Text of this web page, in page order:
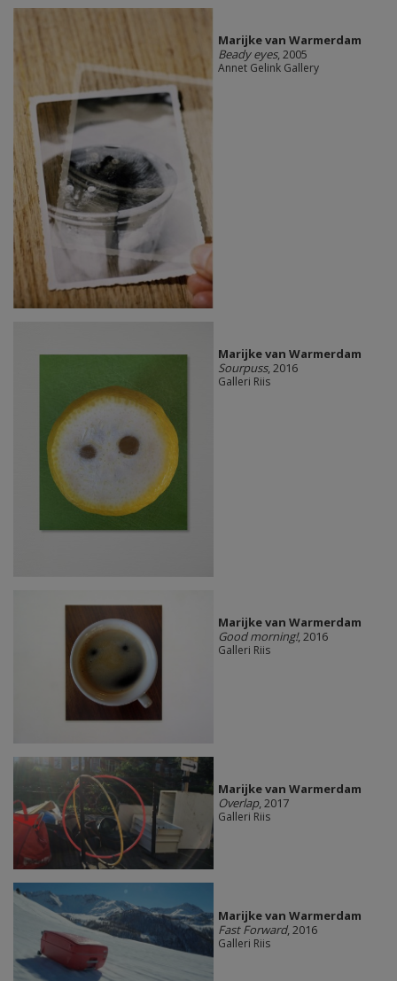
Marijke van Warmerdam
Beady eyes, 2005
Annet Gelink Gallery
Marijke van Warmerdam
Sourpuss, 2016
Galleri Riis
Marijke van Warmerdam
Good morning!, 2016
Galleri Riis
Marijke van Warmerdam
Overlap, 2017
Galleri Riis
Marijke van Warmerdam
Fast Forward, 2016
Galleri Riis